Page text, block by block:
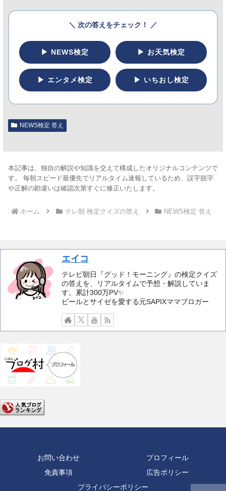
＼ 次の答えをチェック！ ／
▶ NEWS検定 ▶ お天気検定
▶ エンタメ検定 ▶ いちおし検定
NEWS検定 答え
本記事は、独自の解説や知識を交えて構成したオリジナルコンテンツで
す。 毎朝スピード最優先でリアルタイム速報しているため、誤字脱字
や正解の勘違いは確認次第すぐに修正いたします。
ホーム テレ朝 検定クイズの答え NEWS検定 答え
エイコ
テレビ朝日『グッド！モーニング』の検定クイズ
の答えを、リアルタイムで予想・解説していま
す。累計300万PV✨️
ビールとサイゼを愛する元SAPIXママブロガー
お問い合わせ
プロフィール
免責事項
広告ポリシー
プライバシーポリシー